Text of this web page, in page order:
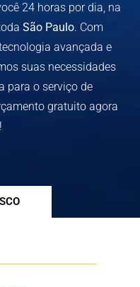
24 horas por dia, na
São Paulo. Com
avançada e
suas necessidades
para o serviço de
gratuito agora